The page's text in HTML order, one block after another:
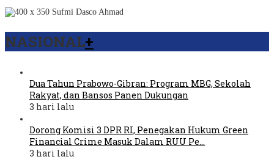
NASIONAL+
Dua Tahun Prabowo-Gibran: Program MBG, Sekolah
Rakyat, dan Bansos Panen Dukungan
3 hari lalu
Dorong Komisi 3 DPR RI, Penegakan Hukum Green
Financial Crime Masuk Dalam RUU Pe…
3 hari lalu